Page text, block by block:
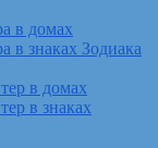
в домах
в знаках Зодиака
в домах
в знаках